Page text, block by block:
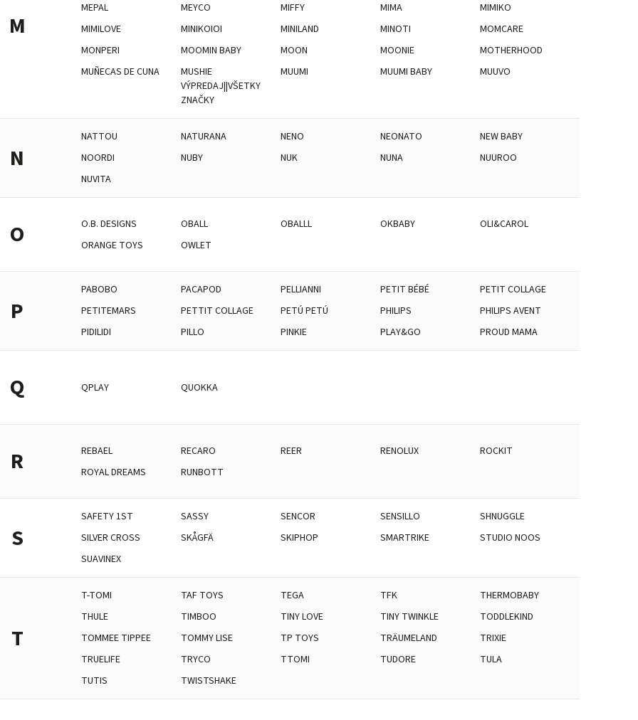
M
MEPAL MEYCO MIFFY MIMA
MIMIKO
MIMILOVE
MINIKOIOI MINILAND MINOTI
MOMCARE
MONPERI
MOOMIN BABY MOON MOONIE
MOTHERHOOD
MUÑECAS DE CUNA
MUSHIE
VÝPREDAJ||VŠETKY
ZNAČKY
MUUMI MUUMI BABY MUUVO
N
NATTOU NATURANA NENO NEONATO
NEW BABY
NOORDI
NUBY NUK NUNA
NUUROO
NUVITA
O O.B. DESIGNS OBALL OBALLL OKBABY
OLI&CAROL
ORANGE TOYS
OWLET
P
PABOBO PACAPOD PELLIANNI PETIT BÉBÉ
PETIT COLLAGE
PETITEMARS
PETTIT COLLAGE PETÚ PETÚ PHILIPS
PHILIPS AVENT
PIDILIDI
PILLO PINKIE PLAY&GO PROUD MAMA
Q QPLAY QUOKKA
R REBAEL RECARO REER RENOLUX
ROCKIT
ROYAL DREAMS
RUNBOTT
S
SAFETY 1ST SASSY SENCOR SENSILLO
SHNUGGLE
SILVER CROSS
SKÅGFÄ SKIPHOP SMARTRIKE
STUDIO NOOS
SUAVINEX
T
T-TOMI TAF TOYS TEGA TFK
THERMOBABY
THULE
TIMBOO TINY LOVE TINY TWINKLE
TODDLEKIND
TOMMEE TIPPEE
TOMMY LISE TP TOYS TRÄUMELAND
TRIXIE
TRUELIFE
TRYCO TTOMI TUDORE
TULA
TUTIS
TWISTSHAKE